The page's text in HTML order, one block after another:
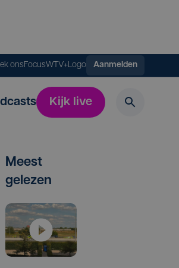
onsFocusWTV+Logo Aanmelden
Kijk live
Meest
gelezen